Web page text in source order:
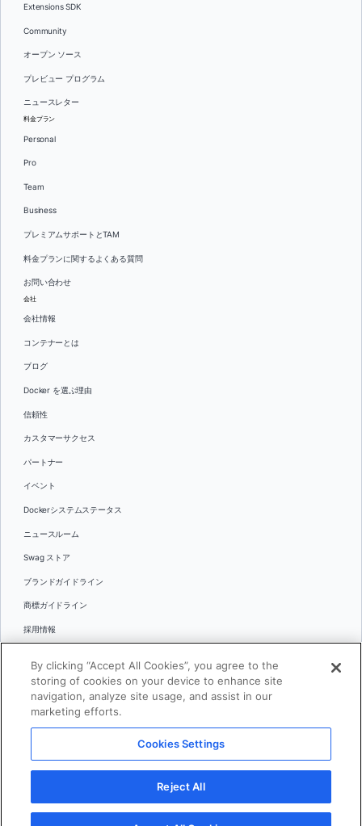
Extensions SDK
Community
オープン ソース
プレビュー プログラム
ニュースレター
料金プラン
Personal
Pro
Team
Business
プレミアムサポートとTAM
料金プランに関するよくある質問
お問い合わせ
会社
会社情報
コンテナーとは
ブログ
Docker を選ぶ理由
信頼性
カスタマーサクセス
パートナー
イベント
Dockerシステムステータス
ニュースルーム
Swag ストア
ブランドガイドライン
商標ガイドライン
採用情報
言語
日本語
© 2026 Docker Inc.全著作権所有
利用規約(英語)
プライバシー
Cookies Settings
By clicking “Accept All Cookies”, you agree to the
storing of cookies on your device to enhance site
navigation, analyze site usage, and assist in our
marketing efforts.
Cookies Settings
Reject All